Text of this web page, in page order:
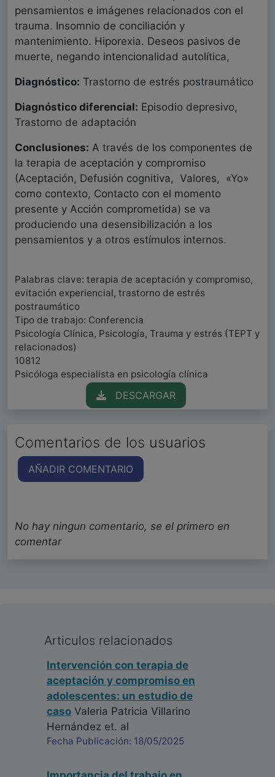
pensamientos e imágenes relacionados con el
trauma. Insomnio de conciliación y
mantenimiento. Hiporexia. Deseos pasivos de
muerte, negando intencionalidad autolítica,
Diagnóstico: Trastorno de estrés postraumático
Diagnóstico diferencial: Episodio depresivo,
Trastorno de adaptación
Conclusiones: A través de los componentes de
la terapia de aceptación y compromiso
(Aceptación, Defusión cognitiva, Valores, «Yo»
como contexto, Contacto con el momento
presente y Acción comprometida) se va
produciendo una desensibilización a los
pensamientos y a otros estímulos internos.
Palabras clave: terapia de aceptación y compromiso,
evitación experiencial, trastorno de estrés
postraumático
Tipo de trabajo: Conferencia
Psicología Clínica, Psicología, Trauma y estrés (TEPT y
relacionados)
10812
Psicóloga especialista en psicología clínica
DESCARGAR
Comentarios de los usuarios
AÑADIR COMENTARIO
No hay ningun comentario, se el primero en
comentar
Articulos relacionados
Intervención con terapia de
aceptación y compromiso en
adolescentes: un estudio de
caso Valeria Patricia Villarino
Hernández et. al
Fecha Publicación: 18/05/2025